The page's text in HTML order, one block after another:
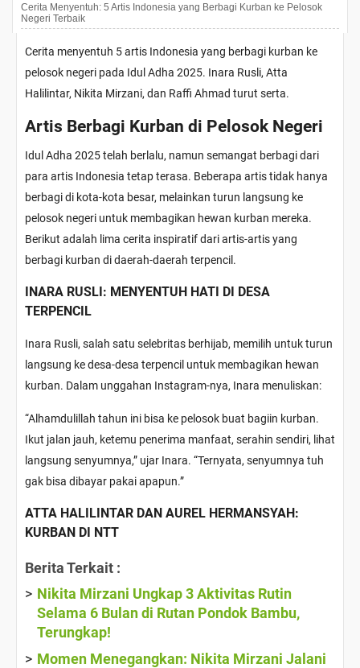
Cerita Menyentuh: 5 Artis Indonesia yang Berbagi Kurban ke Pelosok
Negeri Terbaik
Cerita menyentuh 5 artis Indonesia yang berbagi kurban ke
pelosok negeri pada Idul Adha 2025. Inara Rusli, Atta
Halilintar, Nikita Mirzani, dan Raffi Ahmad turut serta.
Artis Berbagi Kurban di Pelosok Negeri
Idul Adha 2025 telah berlalu, namun semangat berbagi dari
para artis Indonesia tetap terasa. Beberapa artis tidak hanya
berbagi di kota-kota besar, melainkan turun langsung ke
pelosok negeri untuk membagikan hewan kurban mereka.
Berikut adalah lima cerita inspiratif dari artis-artis yang
berbagi kurban di daerah-daerah terpencil.
INARA RUSLI: MENYENTUH HATI DI DESA
TERPENCIL
Inara Rusli, salah satu selebritas berhijab, memilih untuk turun
langsung ke desa-desa terpencil untuk membagikan hewan
kurban. Dalam unggahan Instagram-nya, Inara menuliskan:
“Alhamdulillah tahun ini bisa ke pelosok buat bagiin kurban.
Ikut jalan jauh, ketemu penerima manfaat, serahin sendiri, lihat
langsung senyumnya,” ujar Inara. “Ternyata, senyumnya tuh
gak bisa dibayar pakai apapun.”
ATTA HALILINTAR DAN AUREL HERMANSYAH:
KURBAN DI NTT
Berita Terkait :
Nikita Mirzani Ungkap 3 Aktivitas Rutin
Selama 6 Bulan di Rutan Pondok Bambu,
Terungkap!
Momen Menegangkan: Nikita Mirzani Jalani